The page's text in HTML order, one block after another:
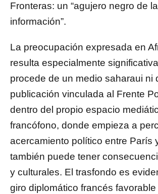
Fronteras: un “agujero negro de la
información”.
La preocupación expresada en
resulta especialmente
procede de un medio saharaui ni
publicación vinculada al Frente
dentro del propio espacio
francófono, donde empieza a
acercamiento político entre París
también puede tener
y culturales. El trasfondo es
giro diplomático francés favorable